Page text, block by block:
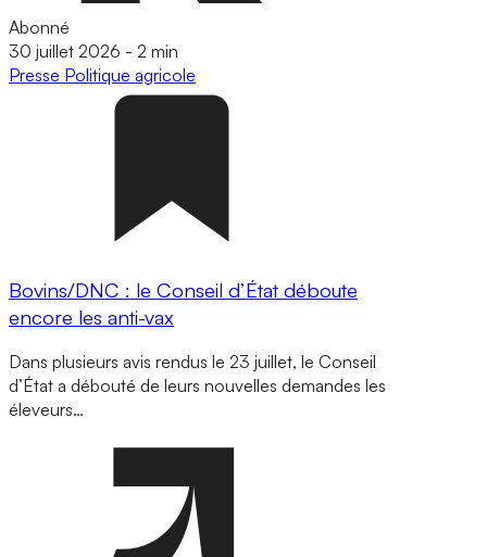
Abonné
30 juillet 2026 - 2 min
Presse Politique agricole
Bovins/DNC : le Conseil d’État déboute
encore les anti-vax
Dans plusieurs avis rendus le 23 juillet, le Conseil
d’État a débouté de leurs nouvelles demandes les
éleveurs…